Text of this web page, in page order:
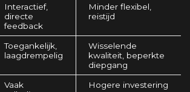
Interactief,
directe
feedback
Minder flexibel,
reistijd
Toegankelijk,
laagdrempelig
Wisselende
kwaliteit, beperkte
diepgang
Vaak
Hogere investering